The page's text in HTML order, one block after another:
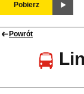
Pobierz
Powrót